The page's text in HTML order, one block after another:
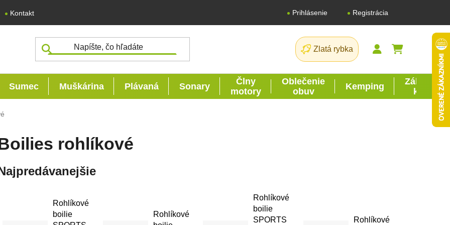
Kontakt Prihlásenie Registrácia
Zlatá rybka
NÁKUPNÝ
Sumec Muškárina Plávaná Sonary
Člny
motory
Oblečenie
obuv
Kemping
Záhrada
kutil
rohlíkové
Rohlíkové
boilie
Rohlíkové
Rohlíkové
boilie
SPORTS
Rohlíkové